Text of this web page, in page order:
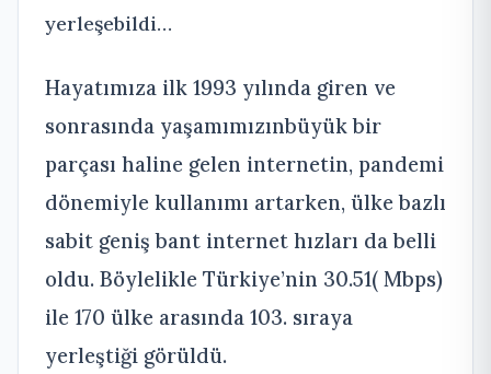
yerleşebildi…
Hayatımıza ilk 1993 yılında giren ve
sonrasında yaşamımızınbüyük bir
parçası haline gelen internetin, pandemi
dönemiyle kullanımı artarken, ülke bazlı
sabit geniş bant internet hızları da belli
oldu. Böylelikle Türkiye’nin 30.51( Mbps)
ile 170 ülke arasında 103. sıraya
yerleştiği görüldü.